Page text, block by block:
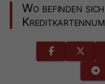
Wo befinden